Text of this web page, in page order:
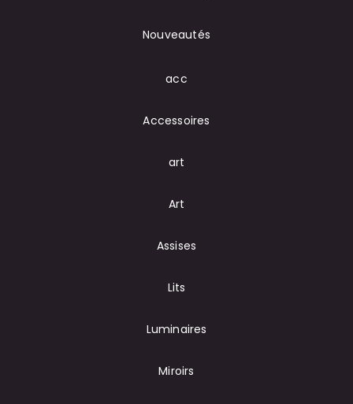
Nouveautés
acc
Accessoires
art
Art
Assises
Lits
Luminaires
Miroirs